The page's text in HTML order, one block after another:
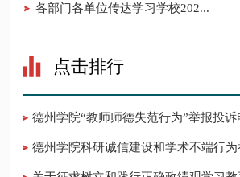
​各部门各单位传达学习学校202...
点击排行
德州学院“教师师德失范行为”举报投诉
德州学院科研诚信建设和学术不端行为举报投诉电